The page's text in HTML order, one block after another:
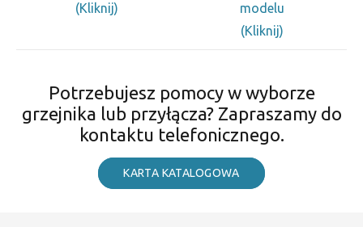
(Kliknij)
modelu
(Kliknij)
Potrzebujesz pomocy w wyborze
grzejnika lub przyłącza? Zapraszamy do
kontaktu telefonicznego.
KARTA KATALOGOWA